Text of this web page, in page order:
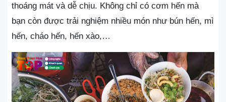
thoáng mát và dễ chịu. Không chỉ có cơm hến mà
bạn còn được trải nghiệm nhiều món như bún hến, mì
hến, cháo hến, hến xào,…